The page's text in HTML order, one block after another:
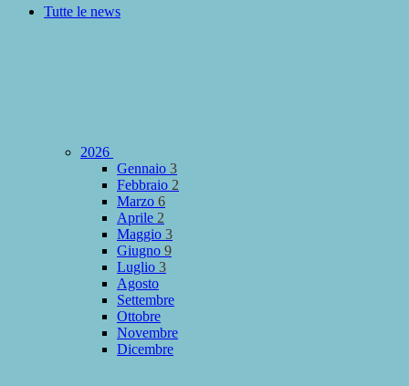
Tutte le news
2026
Gennaio 3
Febbraio 2
Marzo 6
Aprile 2
Maggio 3
Giugno 9
Luglio 3
Agosto
Settembre
Ottobre
Novembre
Dicembre